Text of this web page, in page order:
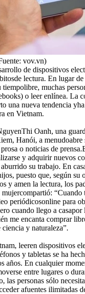
vov.vn)
de dispositivos
lectura. En lugar
tiempolibre, muchas
o leer enlínea. La
una nueva tendencia
en Vietnam.
Oanh, una
Hanói, a menudoabre
o noticias de
y adquirir nuevos
su trabajo. En
puesto que, según su
y amen la lectura, los
periódicosonline para
cuando llego a
me encanta comprar
y naturaleza”.
leeren dispositivos
y tabletas se ha
años. En cualquier
entre lugares o
las personas sólo
afuentes ilimitadas